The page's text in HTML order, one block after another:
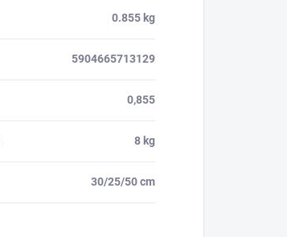
0.855 kg
5904665713129
0,855
8 kg
30/25/50 cm